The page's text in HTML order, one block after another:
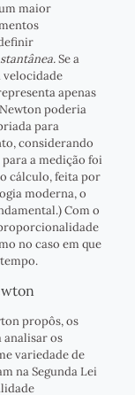
maior
Se a
velocidade
apenas
poderia
para
considerando
a medição foi
cálculo, feita por
moderna, o
Com o
no caso em que
propôs, os
analisar os
variedade de
na Segunda Lei